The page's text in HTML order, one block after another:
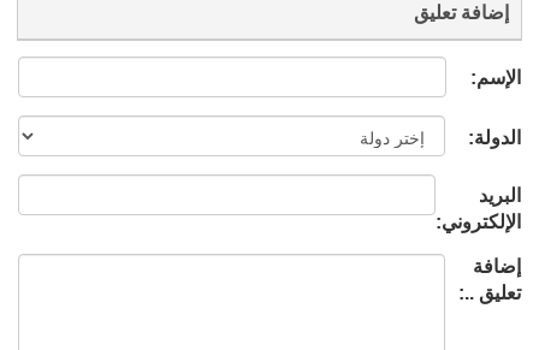
إضافة تعليق
الإسم:
الدولة:
البريد
الإلكتروني:
إضافة
تعليق ..: